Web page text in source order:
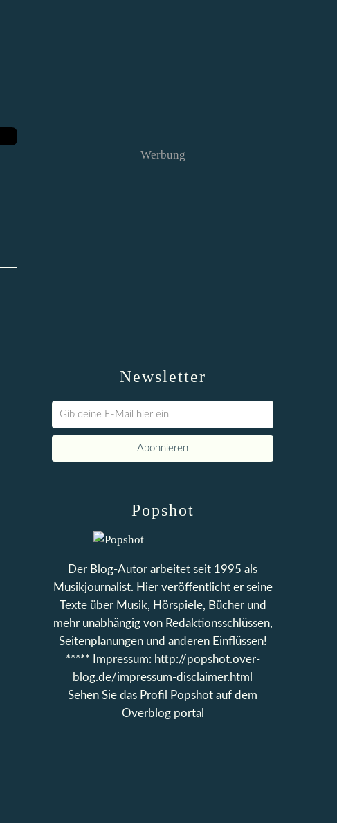
Newsletter
Werbung
Popshot
Der Blog-Autor arbeitet seit 1995 als
Musikjournalist. Hier veröffentlicht er seine
Texte über Musik, Hörspiele, Bücher und
mehr unabhängig von Redaktionsschlüssen,
Seitenplanungen und anderen Einflüssen!
***** Impressum: http://popshot.over-
blog.de/impressum-disclaimer.html
Sehen Sie das Profil
Popshot auf dem
Overblog portal